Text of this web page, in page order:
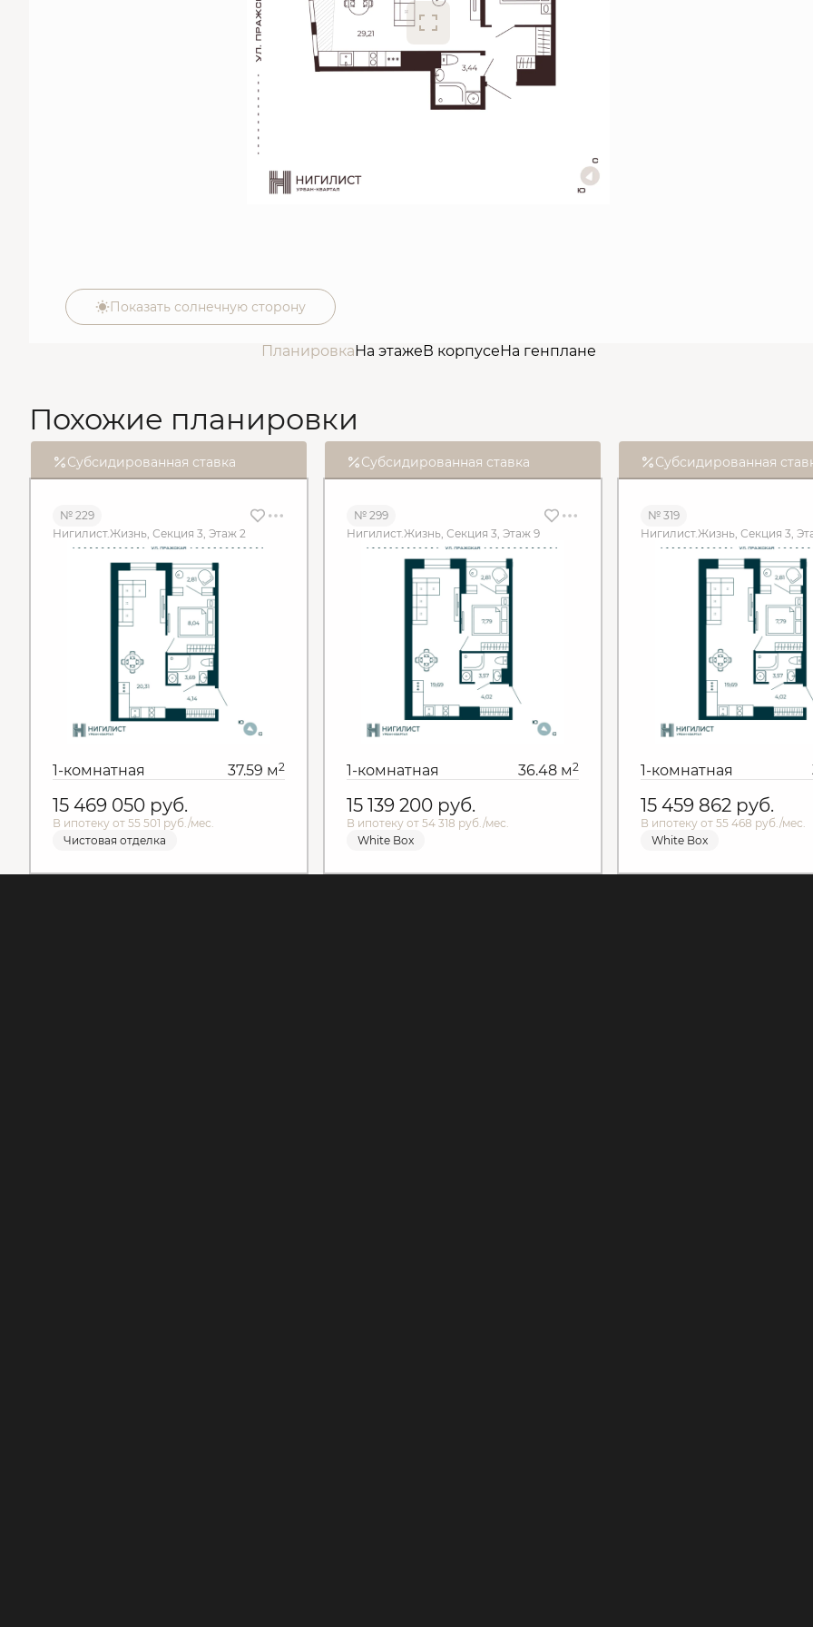
Показать солнечную сторону
ПланировкаНа этажеВ корпусеНа генплане
Похожие планировки
Субсидированная ставка
№ 229
Нигилист.Жизнь, Секция 3, Этаж 2
1-комнатная 37.59 м2
15 469 050 руб.
В ипотеку от 55 501 руб./мес.
Чистовая отделка
Субсидированная ставка
№ 299
Нигилист.Жизнь, Секция 3, Этаж 9
1-комнатная 36.48 м2
15 139 200 руб.
В ипотеку от 54 318 руб./мес.
White Box
Субсидированная
№ 319
Нигилист.Жизнь, Секция 3,
1-комнатная
15 459 862 руб.
В ипотеку от 55 468 руб./мес.
White Box